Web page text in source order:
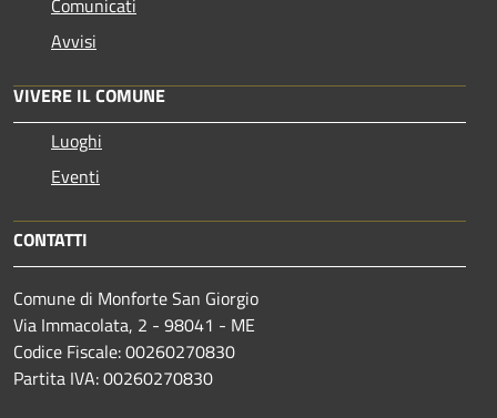
Avvisi
VIVERE IL COMUNE
Luoghi
Eventi
CONTATTI
Comune di Monforte San Giorgio
Via Immacolata, 2 - 98041 - ME
Codice Fiscale: 00260270830
Partita IVA: 00260270830